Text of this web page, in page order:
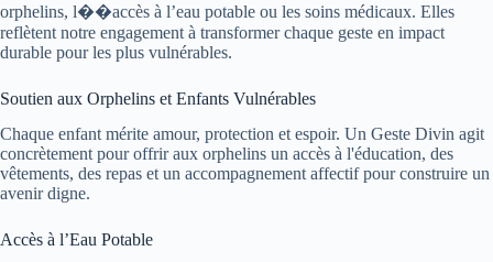
orphelins, l��accès à l’eau potable ou les soins médicaux. Elles
reflètent notre engagement à transformer chaque geste en impact
durable pour les plus vulnérables.
Soutien aux Orphelins et Enfants Vulnérables
Chaque enfant mérite amour, protection et espoir. Un Geste Divin agit
concrètement pour offrir aux orphelins un accès à l'éducation, des
vêtements, des repas et un accompagnement affectif pour construire un
avenir digne.
Accès à l’Eau Potable